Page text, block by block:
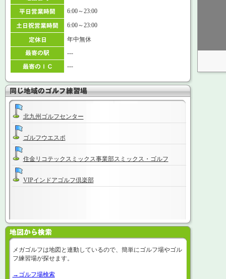
6:00～23:00
6:00～23:00
年中無休
---
---
北九州ゴルフセンター
ゴルフウエスポ
住金リコテックスミックス事業部スミックス・ゴルフ
VIPインドアゴルフ倶楽部
メガゴルフは地図と連動しているので、簡単にゴルフ場やゴル
フ練習場が探せます。
→ゴルフ場検索